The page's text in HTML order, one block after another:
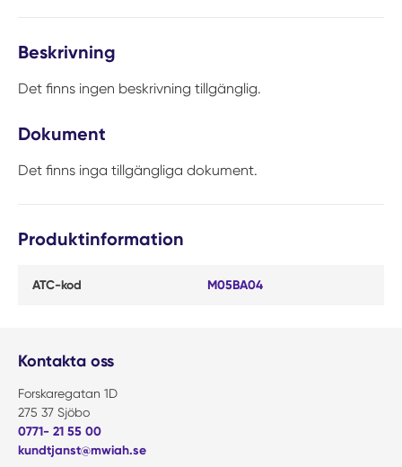
Beskrivning
Det finns ingen beskrivning tillgänglig.
Dokument
Det finns inga tillgängliga dokument.
Produktinformation
ATC-kod M05BA04
Kontakta oss
Forskaregatan 1D
275 37 Sjöbo
0771- 21 55 00
kundtjanst@mwiah.se